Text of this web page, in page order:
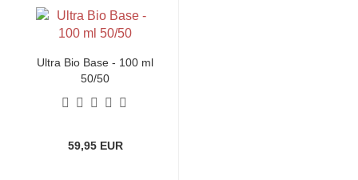
Ultra Bio Base - 100 ml
50/50
59,95 EUR